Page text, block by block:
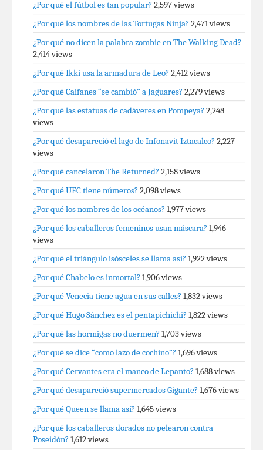
¿Por qué el fútbol es tan popular? 2,597 views
¿Por qué los nombres de las Tortugas Ninja? 2,471 views
¿Por qué no dicen la palabra zombie en The Walking Dead?
2,414 views
¿Por qué Ikki usa la armadura de Leo? 2,412 views
¿Por qué Caifanes “se cambió” a Jaguares? 2,279 views
¿Por qué las estatuas de cadáveres en Pompeya? 2,248
views
¿Por qué desapareció el lago de Infonavit Iztacalco? 2,227
views
¿Por qué cancelaron The Returned? 2,158 views
¿Por qué UFC tiene números? 2,098 views
¿Por qué los nombres de los océanos? 1,977 views
¿Por qué los caballeros femeninos usan máscara? 1,946
views
¿Por qué el triángulo isósceles se llama así? 1,922 views
¿Por qué Chabelo es inmortal? 1,906 views
¿Por qué Venecia tiene agua en sus calles? 1,832 views
¿Por qué Hugo Sánchez es el pentapichichi? 1,822 views
¿Por qué las hormigas no duermen? 1,703 views
¿Por qué se dice “como lazo de cochino”? 1,696 views
¿Por qué Cervantes era el manco de Lepanto? 1,688 views
¿Por qué desapareció supermercados Gigante? 1,676 views
¿Por qué Queen se llama así? 1,645 views
¿Por qué los caballeros dorados no pelearon contra
Poseidón? 1,612 views